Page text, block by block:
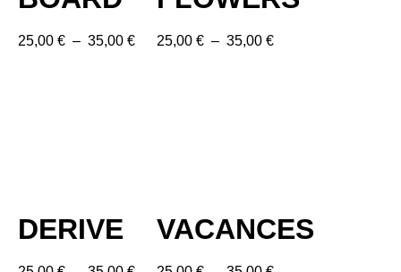
25,00 € – 35,00 € 25,00 € – 35,00 €
DERIVE VACANCES